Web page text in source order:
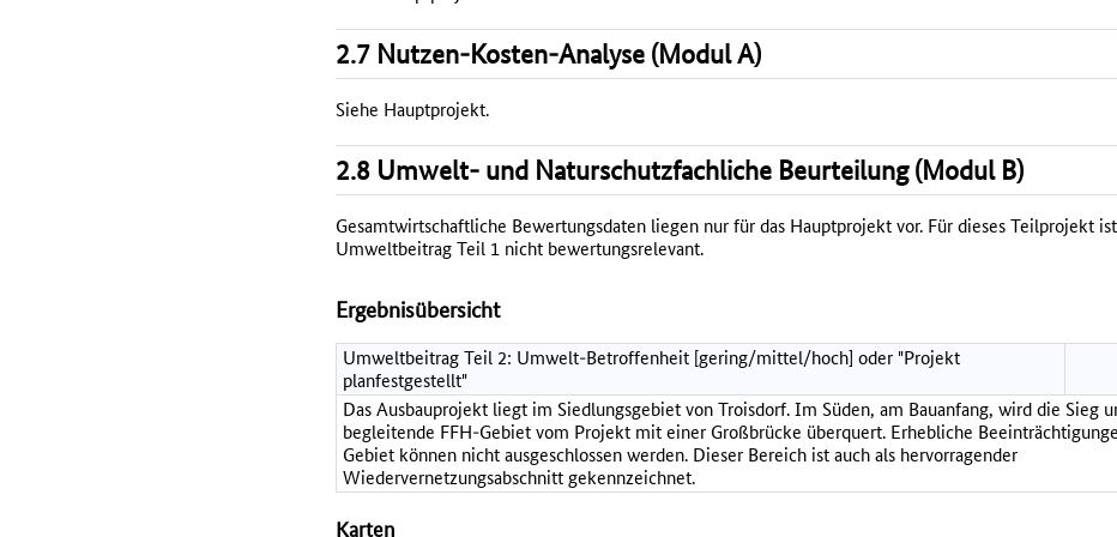
2.7 Nutzen-Kosten-Analyse (Modul A)
Siehe Hauptprojekt.
2.8 Umwelt- und Naturschutzfachliche Beurteilung (Modul B)
Gesamtwirtschaftliche Bewertungsdaten liegen nur für das Hauptprojekt vor. Für dieses Teilprojekt
Umweltbeitrag Teil 1 nicht bewertungsrelevant.
Ergebnisübersicht
Umweltbeitrag Teil 2: Umwelt-Betroffenheit [gering/mittel/hoch] oder "Projekt
planfestgestellt"
Das Ausbauprojekt liegt im Siedlungsgebiet von Troisdorf. Im Süden, am Bauanfang, wird die Sieg
begleitende FFH-Gebiet vom Projekt mit einer Großbrücke überquert. Erhebliche
Gebiet können nicht ausgeschlossen werden. Dieser Bereich ist auch als hervorragender
Wiedervernetzungsabschnitt gekennzeichnet.
Karten